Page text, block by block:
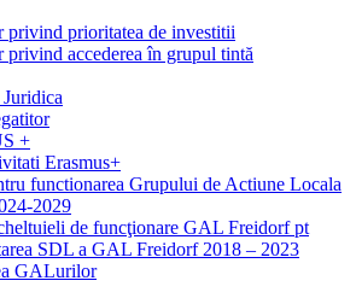
privind prioritatea de investitii
privind accederea în grupul tintă
+
Erasmus+
functionarea Grupului de Actiune Locala
2029
de funcţionare GAL Freidorf pt
SDL a GAL Freidorf 2018 – 2023
GALurilor